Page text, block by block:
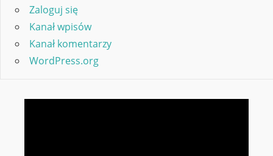
Zaloguj się
Kanał wpisów
Kanał komentarzy
WordPress.org